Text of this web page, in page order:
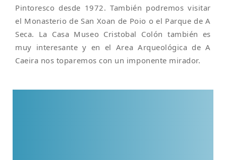
Pintoresco desde 1972. También podremos visitar
el Monasterio de San Xoan de Poio o el Parque de A
Seca. La Casa Museo Cristobal Colón también es
muy interesante y en el Area Arqueológica de A
Caeira nos toparemos con un imponente mirador.